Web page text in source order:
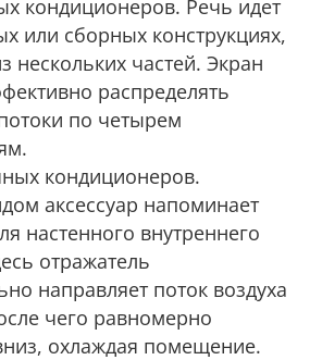
кондиционеров. Речь идет
или сборных конструкциях,
нескольких частей. Экран
распределять
по четырем
кондиционеров.
аксессуар напоминает
настенного внутреннего
отражатель
направляет поток воздуха
чего равномерно
охлаждая помещение.